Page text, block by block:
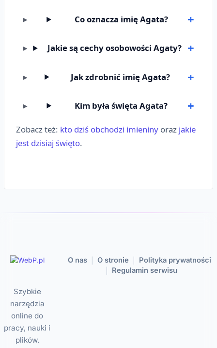
Co oznacza imię Agata?
Jakie są cechy osobowości Agaty?
Jak zdrobnić imię Agata?
Kim była święta Agata?
Zobacz też: kto dziś obchodzi imieniny oraz jakie
jest dzisiaj święto.
Szybkie
narzędzia
online do
pracy, nauki i
plików.
O nas O stronie Polityka prywatności
Regulamin serwisu